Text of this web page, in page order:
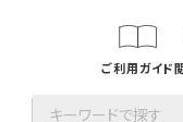
ご利用ガイド